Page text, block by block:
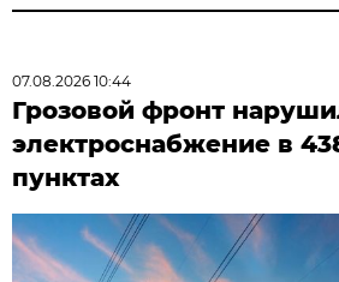
07.08.2026 10:44
Грозовой фронт
электроснабжение в
пунктах